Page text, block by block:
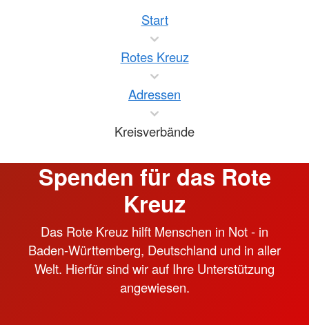
Start
Rotes Kreuz
Adressen
Kreisverbände
Spenden für das Rote
Kreuz
Das Rote Kreuz hilft Menschen in Not - in
Baden-Württemberg, Deutschland und in aller
Welt. Hierfür sind wir auf Ihre Unterstützung
angewiesen.